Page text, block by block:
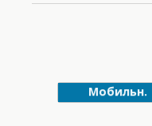
Мобильн.